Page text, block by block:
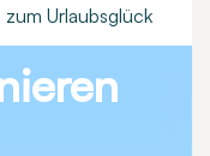
Urlaubsglück